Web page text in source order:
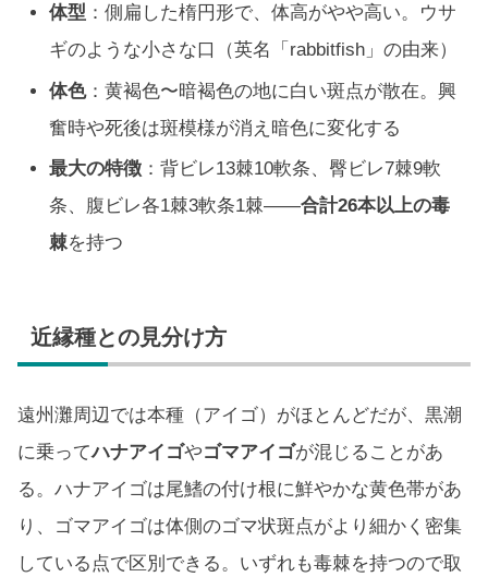
体型 ：側扁した楕円形で、体高がやや高い。ウサ
ギのような小さな口（英名「rabbitfish」の由来）
体色：黄褐色〜暗褐色の地に白い斑点が散在。興
奮時や死後は斑模様が消え暗色に変化する
最大の特徴 ：背ビレ13棘10軟条、臀ビレ7棘9軟
条、腹ビレ各1棘3軟条1棘——合計26本以上の毒
棘を持つ
近縁種との見分け方
遠州灘周辺では本種（アイゴ）がほとんどだが、黒潮
に乗ってハナアイゴやゴマアイゴが混じることがあ
る。ハナアイゴは尾鰭の付け根に鮮やかな黄色帯があ
り、ゴマアイゴは体側のゴマ状斑点がより細かく密集
している点で区別できる。いずれも毒棘を持つので取